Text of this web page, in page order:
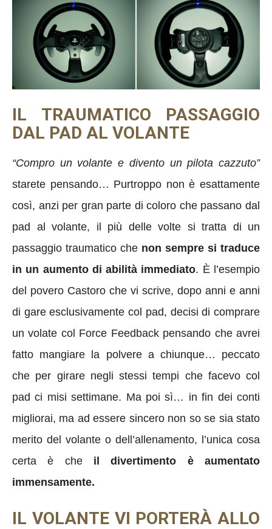
IL TRAUMATICO PASSAGGIO
DAL PAD AL VOLANTE
“Compro un volante e divento un pilota cazzuto”
starete pensando… Purtroppo non è esattamente
così, anzi per gran parte di coloro che passano dal
pad al volante, il più delle volte si tratta di un
passaggio traumatico che non sempre si traduce
in un aumento di abilità immediato. È l’esempio
del povero Castoro che vi scrive, dopo anni e anni
di gare esclusivamente col pad, decisi di comprare
un volate col Force Feedback pensando che avrei
fatto mangiare la polvere a chiunque… peccato
che per girare negli stessi tempi che facevo col
pad ci misi settimane. Ma poi sì… in fin dei conti
migliorai, ma ad essere sincero non so se sia stato
merito del volante o dell’allenamento, l’unica cosa
certa è che il divertimento è aumentato
immensamente.
IL VOLANTE VI PORTERÀ ALLO